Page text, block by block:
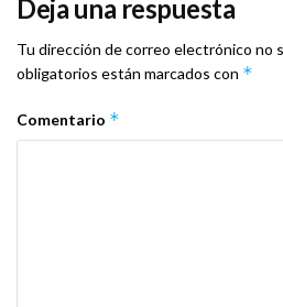
Deja una respuesta
Tu dirección de correo electrónico no
obligatorios están marcados con *
Comentario *